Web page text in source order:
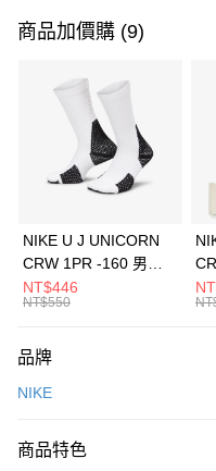
信用卡一次付款
3 期 0 利率 每期
合作金庫商業銀行
華南商業銀行
上海商業儲蓄銀行
元大商業銀行
台灣樂天信用卡公司
Apple Pay
全盈+PAY
AFTEE先享後付
【關於「AFTEE先享後付」】
便利好安心！
３．安心：先確認商品／服務後
運送方式
每筆NT$100，滿NT$1,500(
商品加價購 (9)
NIKE U J UNICORN
CRW 1PR -160 男女
中統襪 FZ3393100
NT$446
NT$550
品牌
NIKE
商品特色